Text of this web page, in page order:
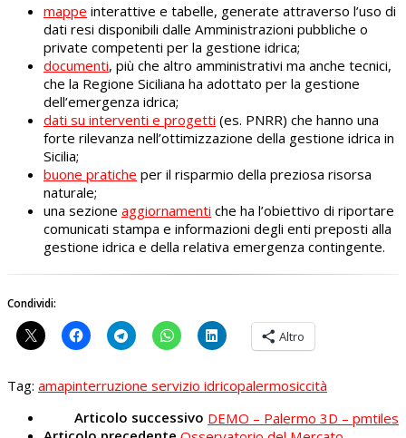
mappe interattive e tabelle, generate attraverso l’uso di
dati resi disponibili dalle Amministrazioni pubbliche o
private competenti per la gestione idrica;
documenti, più che altro amministrativi ma anche tecnici,
che la Regione Siciliana ha adottato per la gestione
dell’emergenza idrica;
dati su interventi e progetti (es. PNRR) che hanno una
forte rilevanza nell’ottimizzazione della gestione idrica in
Sicilia;
buone pratiche per il risparmio della preziosa risorsa
naturale;
una sezione aggiornamenti che ha l’obiettivo di riportare
comunicati stampa e informazioni degli enti preposti alla
gestione idrica e della relativa emergenza contingente.
Condividi:
Altro
Tag: amapinterruzione servizio idricopalermosiccità
Articolo successivo DEMO – Palermo 3D – pmtiles